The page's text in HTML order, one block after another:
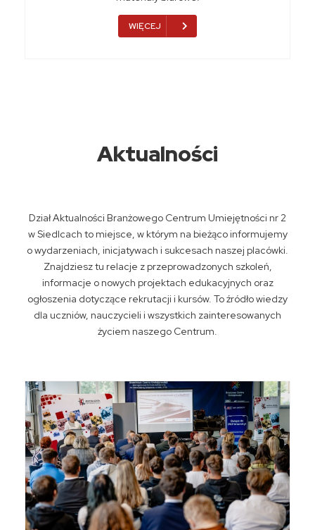
WIĘCEJ
Aktualności
Dział Aktualności Branżowego Centrum Umiejętności nr 2
w Siedlcach to miejsce, w którym na bieżąco informujemy
o wydarzeniach, inicjatywach i sukcesach naszej placówki.
Znajdziesz tu relacje z przeprowadzonych szkoleń,
informacje o nowych projektach edukacyjnych oraz
ogłoszenia dotyczące rekrutacji i kursów. To źródło wiedzy
dla uczniów, nauczycieli i wszystkich zainteresowanych
życiem naszego Centrum.